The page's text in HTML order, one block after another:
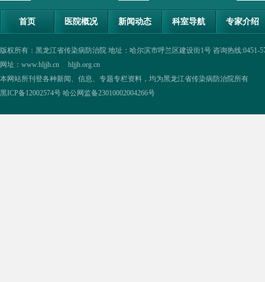
首页 医院概况 新闻动态 科室导航 专家介绍
版权所有：黑龙江省传染病防治院 地址：哈尔滨市呼兰区建设街1号 咨询热线:0451-
网址：www.hljjh.cn hljjh.org.cn
本网站所刊登各种新闻、信息、专题专栏资料，均为黑龙江省传染病防治院所有
黑ICP备12002574号 哈公网监备23010002004266号